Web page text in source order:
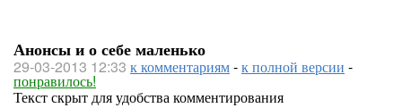
Анонсы и о себе маленько
29-03-2013 12:33 к комментариям-к полной версии -
понравилось!
Текст скрыт для удобства комментирования